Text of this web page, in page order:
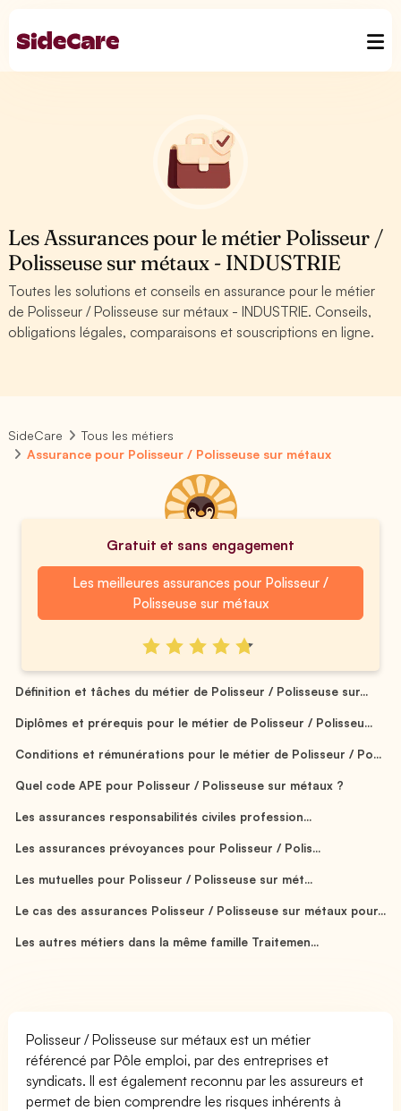
Les Assurances pour le métier Polisseur /
Polisseuse sur métaux - INDUSTRIE
Toutes les solutions et conseils en assurance pour le métier
de Polisseur / Polisseuse sur métaux - INDUSTRIE. Conseils,
obligations légales, comparaisons et souscriptions en ligne.
SideCare
Tous les métiers
Assurance pour Polisseur / Polisseuse sur métaux
Gratuit et sans engagement
Les meilleures assurances pour Polisseur /
Polisseuse sur métaux
Définition et tâches du métier de Polisseur / Polisseuse sur...
Diplômes et prérequis pour le métier de Polisseur / Polisseu...
Conditions et rémunérations pour le métier de Polisseur / Po...
Quel code APE pour Polisseur / Polisseuse sur métaux ?
Les assurances responsabilités civiles profession...
Les assurances prévoyances pour Polisseur / Polis...
Les mutuelles pour Polisseur / Polisseuse sur mét...
Le cas des assurances Polisseur / Polisseuse sur métaux pour...
Les autres métiers dans la même famille Traitemen...
Polisseur / Polisseuse sur métaux est un métier
référencé par Pôle emploi, par des entreprises et
syndicats. Il est également reconnu par les assureurs et
permet de bien comprendre les risques inhérents à